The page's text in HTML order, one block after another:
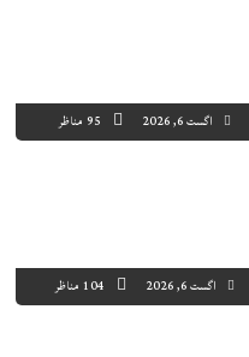
اگست 6, 2026 95 مناظر
اگست 6, 2026 104 مناظر